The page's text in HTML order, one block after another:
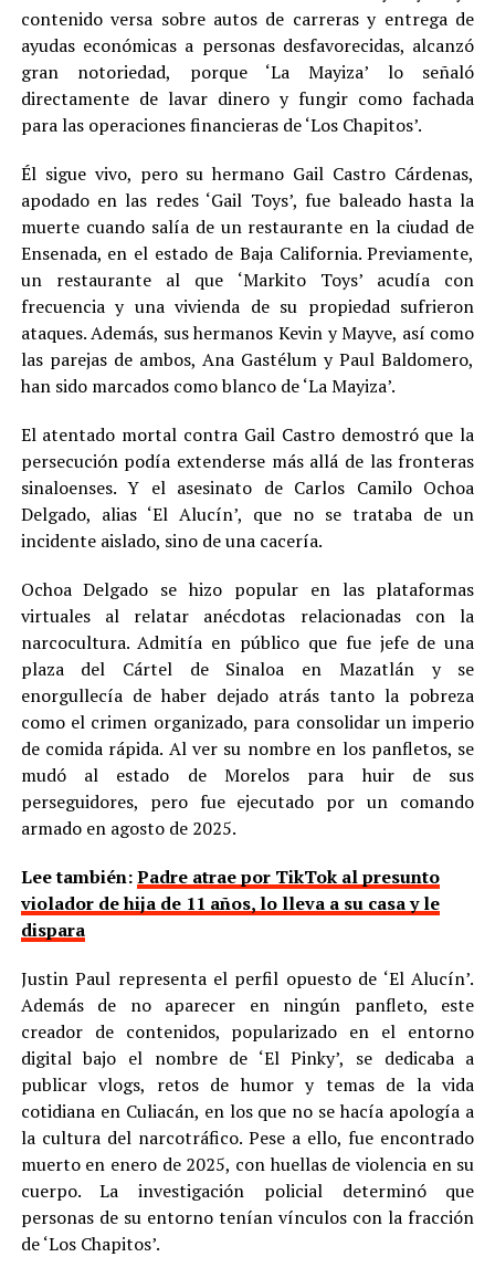
contenido versa sobre autos de carreras y entrega de
ayudas económicas a personas desfavorecidas, alcanzó
gran notoriedad, porque ‘La Mayiza’ lo señaló
directamente de lavar dinero y fungir como fachada
para las operaciones financieras de ‘Los Chapitos’.
Él sigue vivo, pero su hermano Gail Castro Cárdenas,
apodado en las redes ‘Gail Toys’, fue baleado hasta la
muerte cuando salía de un restaurante en la ciudad de
Ensenada, en el estado de Baja California. Previamente,
un restaurante al que ‘Markito Toys’ acudía con
frecuencia y una vivienda de su propiedad sufrieron
ataques. Además, sus hermanos Kevin y Mayve, así como
las parejas de ambos, Ana Gastélum y Paul Baldomero,
han sido marcados como blanco de ‘La Mayiza’.
El atentado mortal contra Gail Castro demostró que la
persecución podía extenderse más allá de las fronteras
sinaloenses. Y el asesinato de Carlos Camilo Ochoa
Delgado, alias ‘El Alucín’, que no se trataba de un
incidente aislado, sino de una cacería.
Ochoa Delgado se hizo popular en las plataformas
virtuales al relatar anécdotas relacionadas con la
narcocultura. Admitía en público que fue jefe de una
plaza del Cártel de Sinaloa en Mazatlán y se
enorgullecía de haber dejado atrás tanto la pobreza
como el crimen organizado, para consolidar un imperio
de comida rápida. Al ver su nombre en los panfletos, se
mudó al estado de Morelos para huir de sus
perseguidores, pero fue ejecutado por un comando
armado en agosto de 2025.
Lee también:Padre atrae por TikTok al presunto
violador de hija de 11 años, lo lleva a su casa y le
dispara
Justin Paul representa el perfil opuesto de ‘El Alucín’.
Además de no aparecer en ningún panfleto, este
creador de contenidos, popularizado en el entorno
digital bajo el nombre de ‘El Pinky’, se dedicaba a
publicar vlogs, retos de humor y temas de la vida
cotidiana en Culiacán, en los que no se hacía apología a
la cultura del narcotráfico. Pese a ello, fue encontrado
muerto en enero de 2025, con huellas de violencia en su
cuerpo. La investigación policial determinó que
personas de su entorno tenían vínculos con la fracción
de ‘Los Chapitos’.